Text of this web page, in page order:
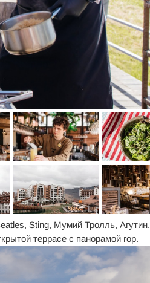
Sting, Мумий Тролль, Агутин.
террасе с панорамой гор.